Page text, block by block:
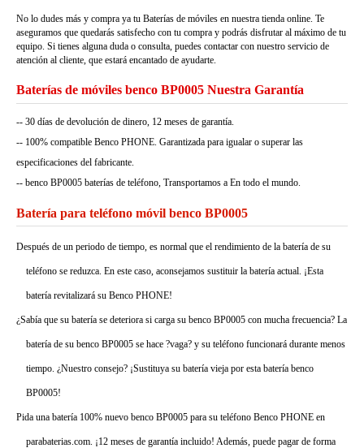
No lo dudes más y compra ya tu Baterías de móviles en nuestra tienda online. Te
aseguramos que quedarás satisfecho con tu compra y podrás disfrutar al máximo de tu
equipo. Si tienes alguna duda o consulta, puedes contactar con nuestro servicio de
atención al cliente, que estará encantado de ayudarte.
Baterías de móviles benco BP0005 Nuestra Garantía
-- 30 días de devolución de dinero, 12 meses de garantía.
-- 100% compatible Benco PHONE. Garantizada para igualar o superar las
especificaciones del fabricante.
-- benco BP0005 baterías de teléfono, Transportamos a En todo el mundo.
Batería para teléfono móvil benco BP0005
Después de un periodo de tiempo, es normal que el rendimiento de la batería de su
teléfono se reduzca. En este caso, aconsejamos sustituir la batería actual. ¡Esta
batería revitalizará su Benco PHONE!
¿Sabía que su batería se deteriora si carga su benco BP0005 con mucha frecuencia? La
batería de su benco BP0005 se hace ?vaga? y su teléfono funcionará durante menos
tiempo. ¿Nuestro consejo? ¡Sustituya su batería vieja por esta batería benco
BP0005!
Pida una batería 100% nuevo benco BP0005 para su teléfono Benco PHONE en
parabaterias.com. ¡12 meses de garantía incluido! Además, puede pagar de forma